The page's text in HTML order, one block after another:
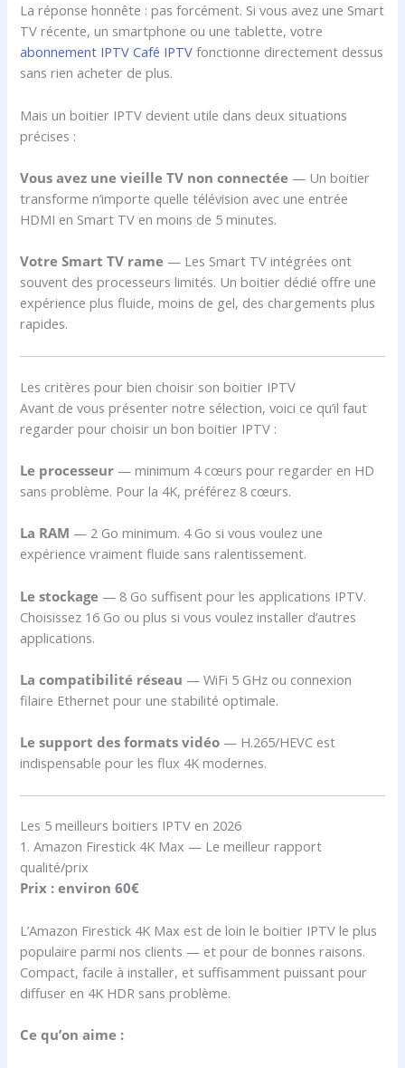
La réponse honnête : pas forcément. Si vous avez une Smart
TV récente, un smartphone ou une tablette, votre
abonnement IPTV Café IPTV fonctionne directement dessus
sans rien acheter de plus.
Mais un boitier IPTV devient utile dans deux situations
précises :
Vous avez une vieille TV non connectée — Un boitier
transforme n’importe quelle télévision avec une entrée
HDMI en Smart TV en moins de 5 minutes.
Votre Smart TV rame — Les Smart TV intégrées ont
souvent des processeurs limités. Un boitier dédié offre une
expérience plus fluide, moins de gel, des chargements plus
rapides.
Les critères pour bien choisir son boitier IPTV
Avant de vous présenter notre sélection, voici ce qu’il faut
regarder pour choisir un bon boitier IPTV :
Le processeur — minimum 4 cœurs pour regarder en HD
sans problème. Pour la 4K, préférez 8 cœurs.
La RAM — 2 Go minimum. 4 Go si vous voulez une
expérience vraiment fluide sans ralentissement.
Le stockage — 8 Go suffisent pour les applications IPTV.
Choisissez 16 Go ou plus si vous voulez installer d’autres
applications.
La compatibilité réseau — WiFi 5 GHz ou connexion
filaire Ethernet pour une stabilité optimale.
Le support des formats vidéo — H.265/HEVC est
indispensable pour les flux 4K modernes.
Les 5 meilleurs boitiers IPTV en 2026
1. Amazon Firestick 4K Max — Le meilleur rapport
qualité/prix
Prix : environ 60€
L’Amazon Firestick 4K Max est de loin le boitier IPTV le plus
populaire parmi nos clients — et pour de bonnes raisons.
Compact, facile à installer, et suffisamment puissant pour
diffuser en 4K HDR sans problème.
Ce qu’on aime :